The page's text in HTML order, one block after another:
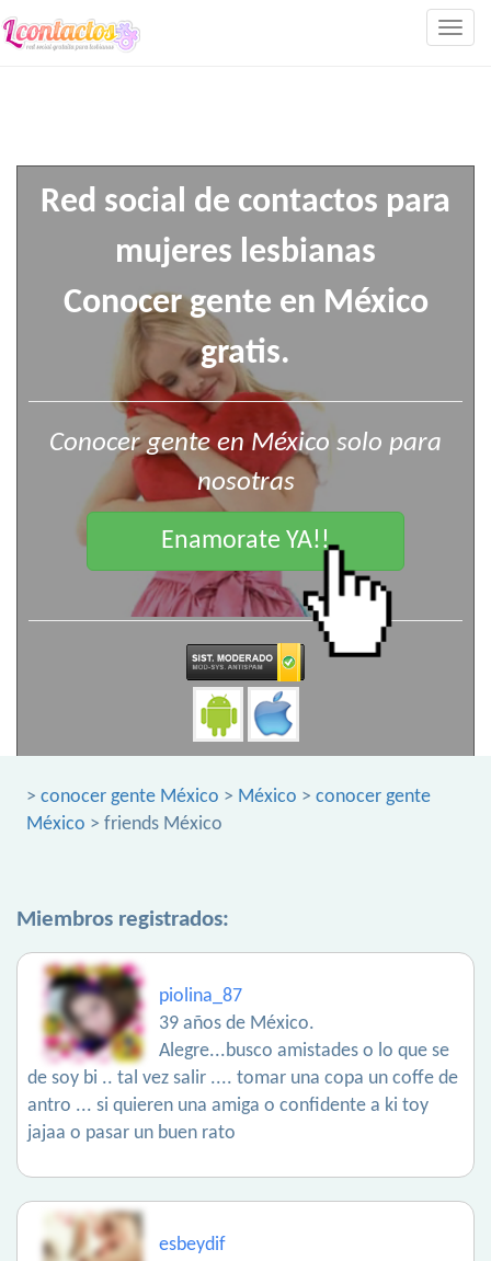
Red social de contactos para
mujeres lesbianas
Conocer gente en México
gratis.
Conocer gente en México solo para
nosotras
Enamorate YA!!
> conocer gente México > México > conocer gente
México > friends México
Miembros registrados:
piolina_87
39 años de México.
Alegre...busco amistades o lo que se
de soy bi .. tal vez salir .... tomar una copa un coffe de
antro ... si quieren una amiga o confidente a ki toy
jajaa o pasar un buen rato
esbeydif